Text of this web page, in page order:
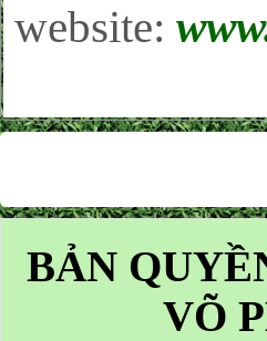
website:
BẢN
VÕ